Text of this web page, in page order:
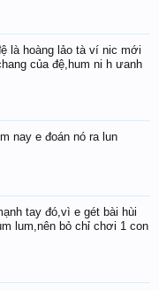
là hoàng lảo tà ví nic mới
của đệ,hum ni h ưanh
nay e đoán nó ra lun
tay đó,vì e gét bài hùi
lum,nên bỏ chỉ chơi 1 con